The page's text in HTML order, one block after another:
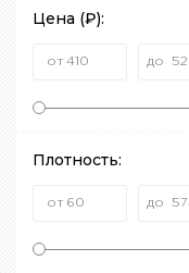
Цена (₽):
Плотность: